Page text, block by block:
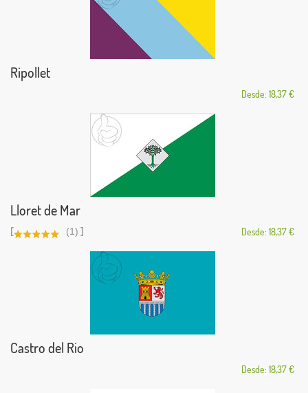
Ripollet
Desde: 18,37 €
Lloret de Mar
[ (1) ] Desde: 18,37 €
Castro del Rio
Desde: 18,37 €